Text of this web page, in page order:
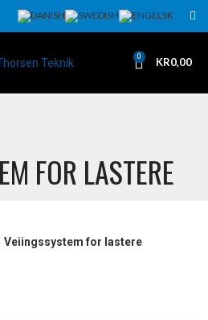
0 KR0,00
FOR LASTERE
Veiingssystem for lastere